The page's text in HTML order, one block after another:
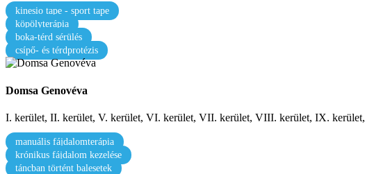
kinesio tape - sport tape
köpölyterápia
boka-térd sérülés
csípő- és térdprotézis
Domsa Genovéva
I. kerület, II. kerület, V. kerület, VI. kerület, VII. kerület, VIII. kerület, IX.
manuális fájdalomterápia
krónikus fájdalom kezelése
táncban történt balesetek